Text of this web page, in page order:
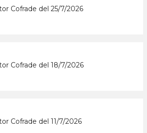
Cofrade del 25/7/2026
Cofrade del 18/7/2026
Cofrade del 11/7/2026